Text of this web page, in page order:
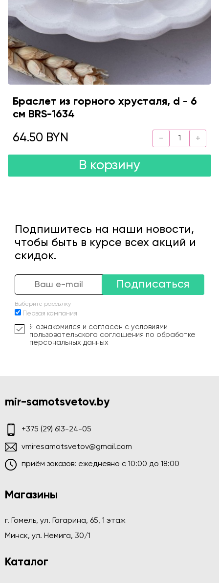
Браслет из горного хрусталя, d - 6
см BRS-1634
64.50 BYN
В корзину
Подпишитесь на наши новости,
чтобы быть в курсе всех акций и
скидок.
Подписаться
Выберите рассылку
Первая кампания
Я ознакомился и согласен с условиями
пользовательского соглашения по обработке
персональных данных
mir-samotsvetov.by
+375 (29) 613-24-05
vmiresamotsvetov@gmail.com
приём заказов: ежедневно c 10:00 до 18:00
Магазины
г. Гомель, ул. Гагарина, 65, 1 этаж
Минск, ул. Немига, 30/1
Каталог